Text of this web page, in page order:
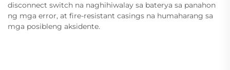
disconnect switch na naghihiwalay sa baterya sa panahon
ng mga error, at fire-resistant casings na humaharang sa
mga posibleng aksidente.